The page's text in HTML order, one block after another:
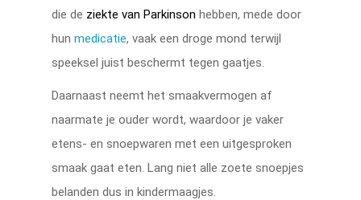
die de ziekte van Parkinson hebben, mede door
hunmedicatie, vaak een droge mond terwijl
speeksel juist beschermt tegen gaatjes.
Daarnaast neemt het smaakvermogen af
naarmate je ouder wordt, waardoor je vaker
etens- en snoepwaren met een uitgesproken
smaak gaat eten. Lang niet alle zoete snoepjes
belanden dus in kindermaagjes.